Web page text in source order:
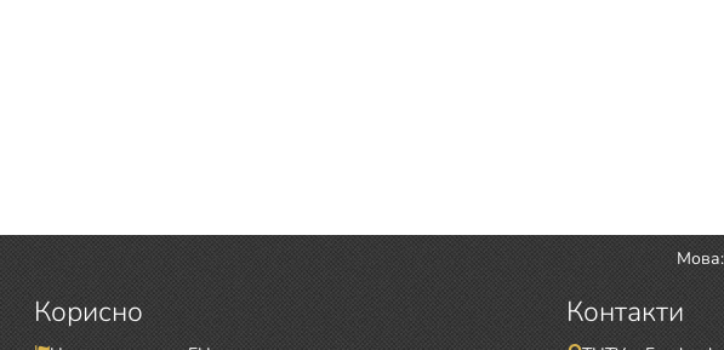
Мова:
Корисно Контакти